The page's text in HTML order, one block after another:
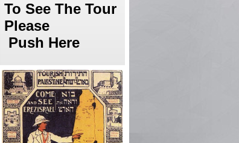
To See The Tour
Please
Push Here